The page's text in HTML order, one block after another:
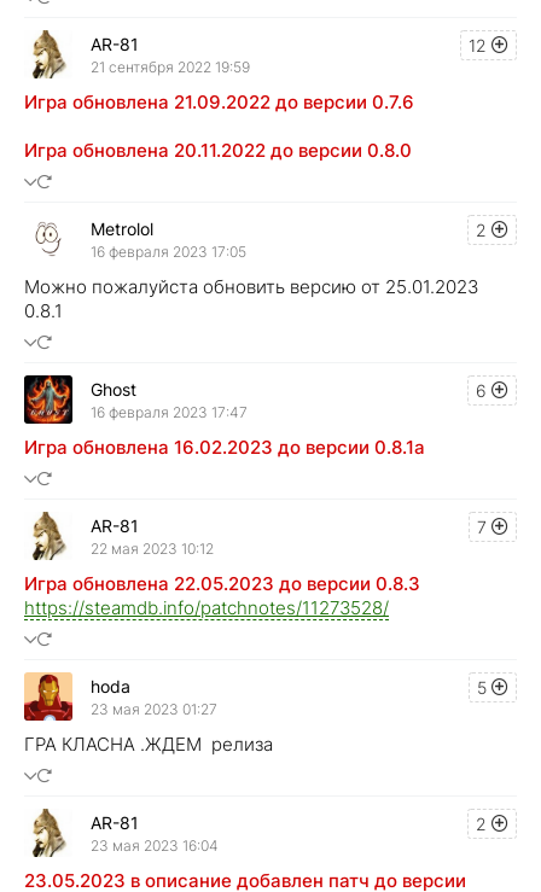
12
AR-81
21 сентября 2022 19:59
Игра обновлена 21.09.2022 до версии 0.7.6
Игра обновлена 20.11.2022 до версии 0.8.0
2
Metrolol
16 февраля 2023 17:05
Можно пожалуйста обновить версию от 25.01.2023
0.8.1
6
Ghost
16 февраля 2023 17:47
Игра обновлена 16.02.2023 до версии 0.8.1a
7
AR-81
22 мая 2023 10:12
Игра обновлена 22.05.2023 до версии 0.8.3
https://steamdb.info/patchnotes/11273528/
5
hoda
23 мая 2023 01:27
ГРА КЛАСНА .ЖДЕМ релиза
2
AR-81
23 мая 2023 16:04
23.05.2023 в описание добавлен патч до версии